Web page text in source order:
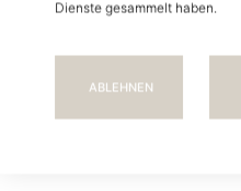
Dienste gesammelt haben.
ABLEHNEN